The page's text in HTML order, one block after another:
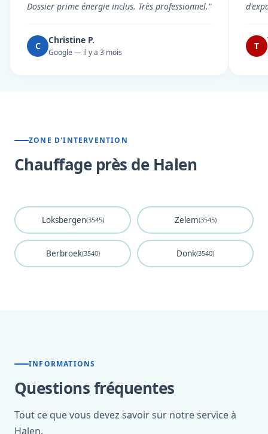
Dossier prime énergie inclus. Très professionnel."
C
Christine P.
Google — il y a 3 mois
T
ZONE D'INTERVENTION
Chauffage près de Halen
Loksbergen(3545) Zelem(3545)
Berbroek(3540) Donk(3540)
INFORMATIONS
Questions fréquentes
Tout ce que vous devez savoir sur notre service à
Halen.